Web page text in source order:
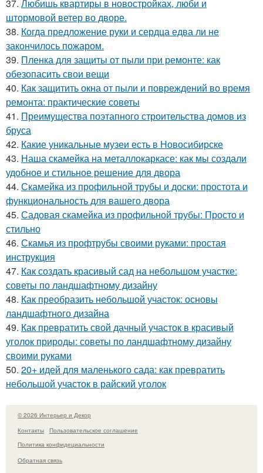
37. Любишь квартиры в новостройках, люби и
штормовой ветер во дворе.
38. Когда предложение руки и сердца едва ли не
закончилось пожаром.
39. Пленка для защиты от пыли при ремонте: как
обезопасить свои вещи
40. Как защитить окна от пыли и повреждений во время
ремонта: практические советы
41. Преимущества поэтапного строительства домов из
бруса
42. Какие уникальные музеи есть в Новосибирске
43. Наша скамейка на металлокаркасе: как мы создали
удобное и стильное решение для двора
44. Скамейка из профильной трубы и доски: простота и
функциональность для вашего двора
45. Садовая скамейка из профильной трубы: Просто и
стильно
46. Скамья из профтрубы своими руками: простая
инструкция
47. Как создать красивый сад на небольшом участке:
советы по ландшафтному дизайну
48. Как преобразить небольшой участок: основы
ландшафтного дизайна
49. Как превратить свой дачный участок в красивый
уголок природы: советы по ландшафтному дизайну
своими руками
50. 20+ идей для маленького сада: как превратить
небольшой участок в райский уголок
© 2026 Интерьер и Декор
Контакты
Пользовательское соглашение
Политика конфидециальности
Обратная связь